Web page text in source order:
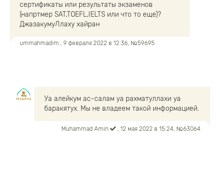
сертификаты или результаты экзаменов
(напртмер SAT,TOEFL,IELTS или что то еще)?
ДжазакумуЛлаху хайран
ummahmadim , 9 февраля 2022 в 12:36, №59695
Уа алейкум ас-салам уа рахматуллахи уа
баракятух. Мы не владеем такой информацией.
Muhammad Amin , 12 мая 2022 в 15:24, №63064